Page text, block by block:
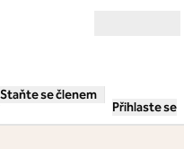
Staňte se členem
Přihlaste se